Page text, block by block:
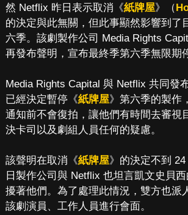
然 Netflix 昨日表示取消《紙牌屋》（
的決定與此無關，但此事顯然影響到了
六季。該劇製作公司 Media Rights
再發布聲明，宣布最終季第六季無限期
Media Rights Capital 與 Netflix 共同發
已經決定暫停《紙牌屋》第六季的製作
通知前不會復拍，讓他們有時間去審視
決卡司以及劇組人員任何的疑慮。
該聲明在取消《紙牌屋》的決定不到
日製作公司與 Netflix 也坦言凱文史貝
擾著他們。為了處理此情況，雙方也派
該劇演員、工作人員進行會面。